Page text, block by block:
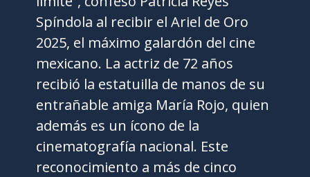
Spíndola al recibir el Ariel de Oro
2025, el máximo galardón del cine
mexicano. La actriz de 72 años
recibió la estatuilla de manos de su
entrañable amiga María Rojo, quien
además es un ícono de la
cinematografía nacional. Este
reconocimiento a más de cinco